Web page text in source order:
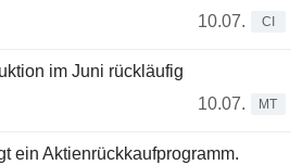
10.07.
CI
im Juni rückläufig
10.07.
MT
ein Aktienrückkaufprogramm.